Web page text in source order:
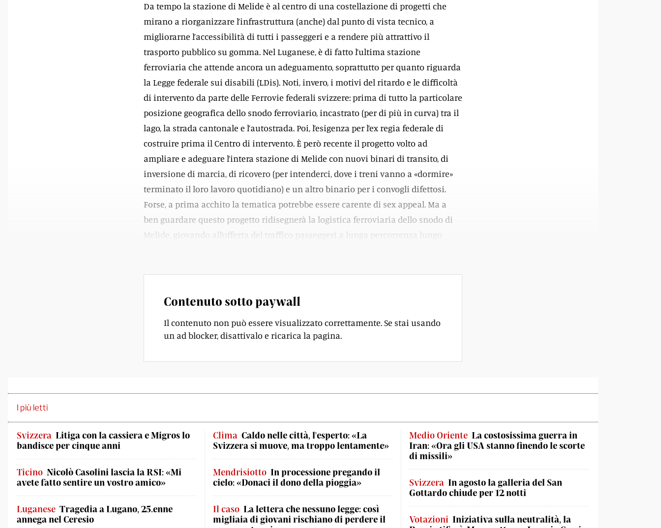
Da tempo la stazione di Melide è al centro di una costellazione di progetti che
mirano a riorganizzare l’infrastruttura (anche) dal punto di vista tecnico, a
migliorarne l’accessibilità di tutti i passeggeri e a rendere più attrattivo il
trasporto pubblico su gomma. Nel Luganese, è di fatto l’ultima stazione
ferroviaria che attende ancora un adeguamento, soprattutto per quanto riguarda
la Legge federale sui disabili (LDis). Noti, invero, i motivi del ritardo e le difficoltà
di intervento da parte delle Ferrovie federali svizzere: prima di tutto la particolare
posizione geografica dello snodo ferroviario, incastrato (per di più in curva) tra il
lago, la strada cantonale e l’autostrada. Poi, l’esigenza per l’ex regia federale di
costruire prima il Centro di intervento. È però recente il progetto volto ad
ampliare e adeguare l’intera stazione di Melide con nuovi binari di transito, di
inversione di marcia, di ricovero (per intenderci, dove i treni vanno a «dormire»
terminato il loro lavoro quotidiano) e un altro binario per i convogli difettosi.
Forse, a prima acchito la tematica potrebbe essere carente di sex appeal. Ma a
ben guardare questo progetto ridisegnerà la logistica ferroviaria dello snodo di
Melide, giovando all’offerta del traffico passeggeri a lunga percorrenza lungo
Contenuto sotto paywall
Il contenuto non può essere visualizzato correttamente. Se stai usando
un ad blocker, disattivalo e ricarica la pagina.
I più letti
Svizzera Litiga con la cassiera e Migros lo
bandisce per cinque anni
Ticino Nicolò Casolini lascia la RSI: «Mi
avete fatto sentire un vostro amico»
Luganese Tragedia a Lugano, 25.enne
annega nel Ceresio
Clima Caldo nelle città, l'esperto: «La
Svizzera si muove, ma troppo lentamente»
Mendrisiotto In processione pregando il
cielo: «Donaci il dono della pioggia»
Il caso La lettera che nessuno legge: così
migliaia di giovani rischiano di perdere il
Medio Oriente La costosissima guerra in
Iran: «Ora gli USA stanno finendo le scorte
di missili»
Svizzera In agosto la galleria del San
Gottardo chiude per 12 notti
Votazioni Iniziativa sulla neutralità, la